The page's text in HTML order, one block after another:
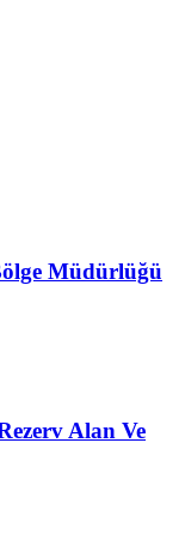
Müdürlüğü
Alan Ve